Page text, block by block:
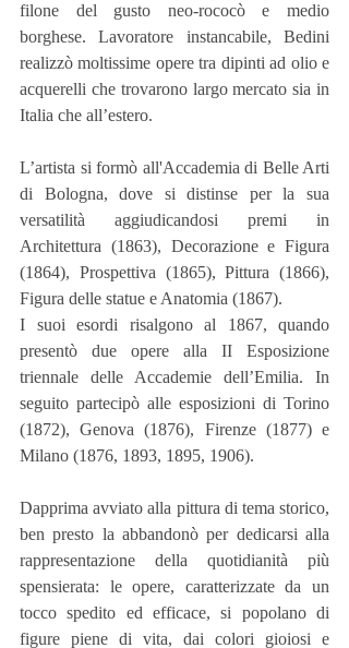
filone del gusto neo-rococò e medio
borghese. Lavoratore instancabile, Bedini
realizzò moltissime opere tra dipinti ad olio e
acquerelli che trovarono largo mercato sia in
Italia che all’estero.
L’artista si formò all'Accademia di Belle Arti
di Bologna, dove si distinse per la sua
versatilità aggiudicandosi premi in
Architettura (1863), Decorazione e Figura
(1864), Prospettiva (1865), Pittura (1866),
Figura delle statue e Anatomia (1867).
I suoi esordi risalgono al 1867, quando
presentò due opere alla II Esposizione
triennale delle Accademie dell’Emilia. In
seguito partecipò alle esposizioni di Torino
(1872), Genova (1876), Firenze (1877) e
Milano (1876, 1893, 1895, 1906).
Dapprima avviato alla pittura di tema storico,
ben presto la abbandonò per dedicarsi alla
rappresentazione della quotidianità più
spensierata: le opere, caratterizzate da un
tocco spedito ed efficace, si popolano di
figure piene di vita, dai colori gioiosi e